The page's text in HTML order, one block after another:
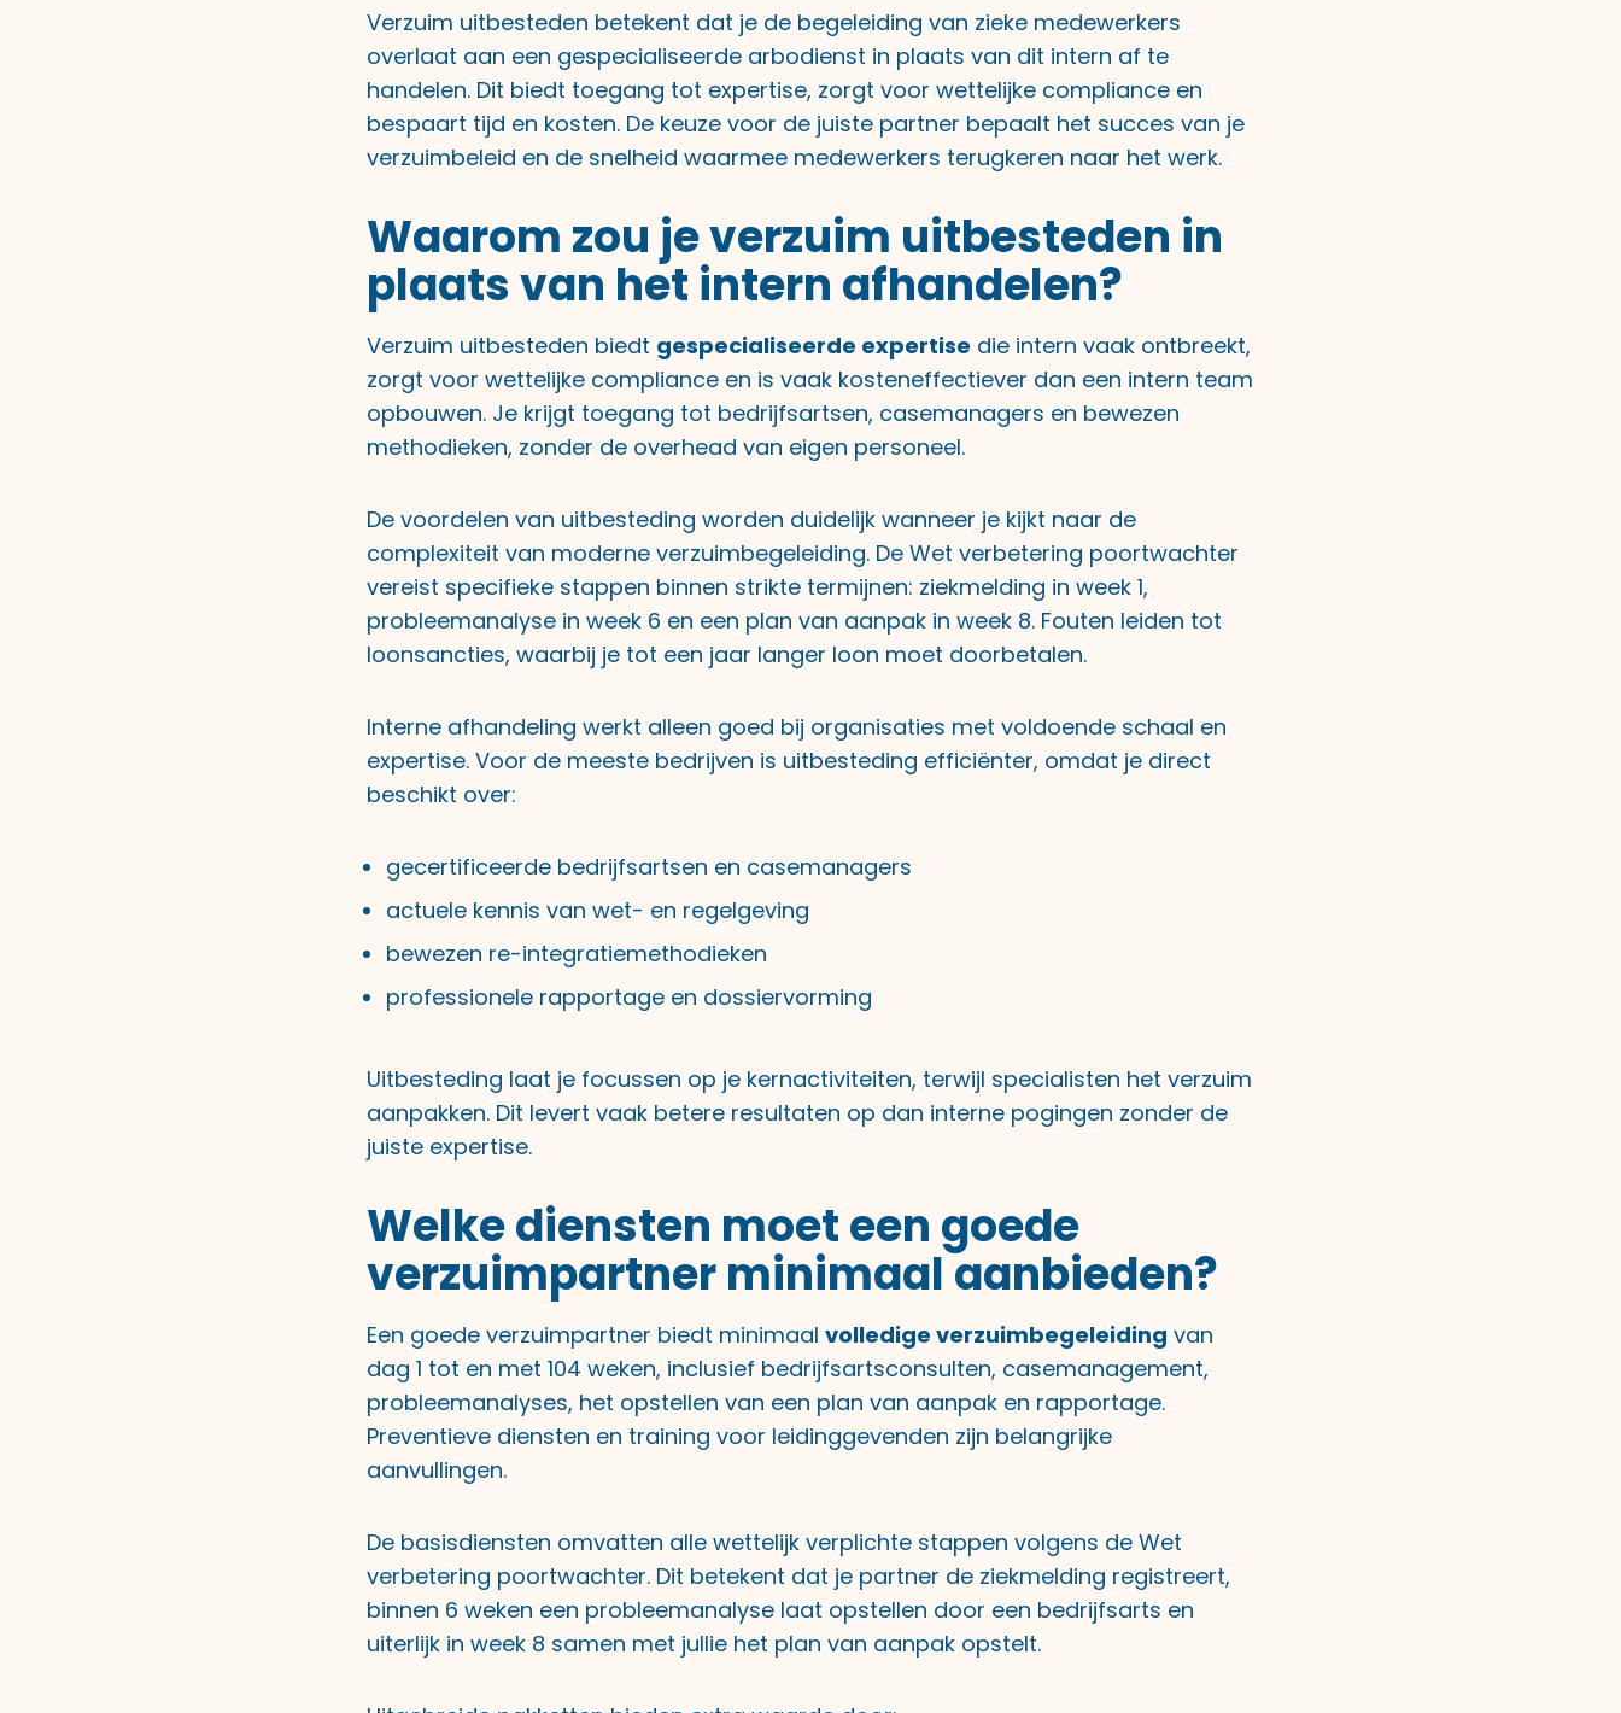
Verzuim uitbesteden betekent dat je de begeleiding van zieke medewerkers
overlaat aan een gespecialiseerde arbodienst in plaats van dit intern af te
handelen. Dit biedt toegang tot expertise, zorgt voor wettelijke compliance en
bespaart tijd en kosten. De keuze voor de juiste partner bepaalt het succes van je
verzuimbeleid en de snelheid waarmee medewerkers terugkeren naar het werk.
Waarom zou je verzuim uitbesteden in
plaats van het intern afhandelen?
Verzuim uitbesteden biedt gespecialiseerde expertise die intern vaak ontbreekt,
zorgt voor wettelijke compliance en is vaak kosteneffectiever dan een intern team
opbouwen. Je krijgt toegang tot bedrijfsartsen, casemanagers en bewezen
methodieken, zonder de overhead van eigen personeel.
De voordelen van uitbesteding worden duidelijk wanneer je kijkt naar de
complexiteit van moderne verzuimbegeleiding. De Wet verbetering poortwachter
vereist specifieke stappen binnen strikte termijnen: ziekmelding in week 1,
probleemanalyse in week 6 en een plan van aanpak in week 8. Fouten leiden tot
loonsancties, waarbij je tot een jaar langer loon moet doorbetalen.
Interne afhandeling werkt alleen goed bij organisaties met voldoende schaal en
expertise. Voor de meeste bedrijven is uitbesteding efficiënter, omdat je direct
beschikt over:
gecertificeerde bedrijfsartsen en casemanagers
actuele kennis van wet- en regelgeving
bewezen re-integratiemethodieken
professionele rapportage en dossiervorming
Uitbesteding laat je focussen op je kernactiviteiten, terwijl specialisten het verzuim
aanpakken. Dit levert vaak betere resultaten op dan interne pogingen zonder de
juiste expertise.
Welke diensten moet een goede
verzuimpartner minimaal aanbieden?
Een goede verzuimpartner biedt minimaal volledige verzuimbegeleiding van
dag 1 tot en met 104 weken, inclusief bedrijfsartsconsulten, casemanagement,
probleemanalyses, het opstellen van een plan van aanpak en rapportage.
Preventieve diensten en training voor leidinggevenden zijn belangrijke
aanvullingen.
De basisdiensten omvatten alle wettelijk verplichte stappen volgens de Wet
verbetering poortwachter. Dit betekent dat je partner de ziekmelding registreert,
binnen 6 weken een probleemanalyse laat opstellen door een bedrijfsarts en
uiterlijk in week 8 samen met jullie het plan van aanpak opstelt.